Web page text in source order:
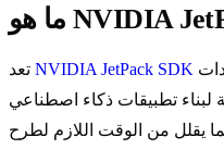
NVIDIA JetPack SDK
لبناء تطبيقات ذكاء اصطناعي
يقلل من الوقت اللازم لطرح